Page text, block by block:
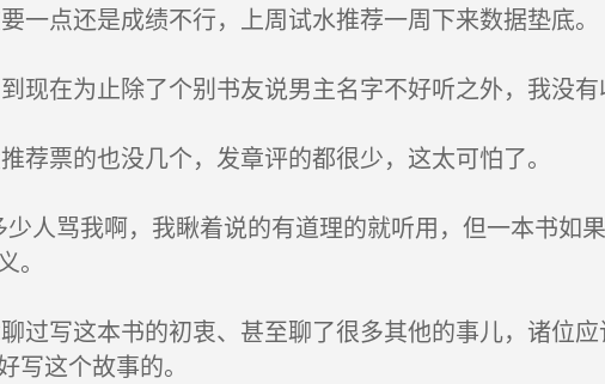
点还是成绩不行，上周试水推荐一周下来数据垫底。
现在为止除了个别书友说男主名字不好听之外，我没有
票的也没几个，发章评的都很少，这太可怕了。
人骂我啊，我瞅着说的有道理的就听用，但一本书如
过写这本书的初衷、甚至聊了很多其他的事儿，诸位
写这个故事的。